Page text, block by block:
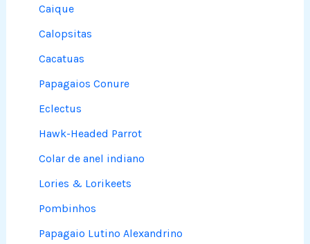
Caique
Calopsitas
Cacatuas
Papagaios Conure
Eclectus
Hawk-Headed Parrot
Colar de anel indiano
Lories & Lorikeets
Pombinhos
Papagaio Lutino Alexandrino